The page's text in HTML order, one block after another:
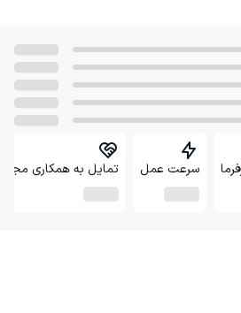
سرعت عمل تمایل به همکاری